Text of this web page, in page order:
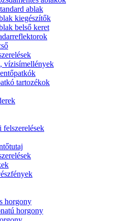
ablak
kiegészítők
belső keret
vízisímellények
tartozékok
felszerelések
horgony
horgony